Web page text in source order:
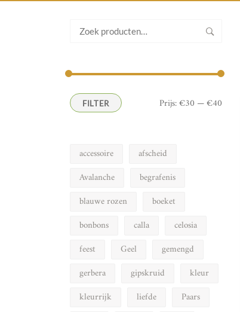
Zoeken
FILTER Prijs:€30 —€40
accessoire
afscheid
Avalanche
begrafenis
blauwe rozen
boeket
bonbons
calla
celosia
feest
Geel
gemengd
gerbera
gipskruid
kleur
kleurrijk
liefde
Paars